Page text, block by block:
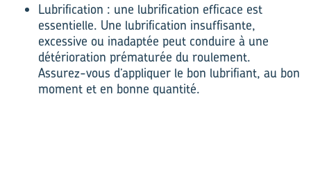
Lubrification : une lubrification efficace est
essentielle. Une lubrification insuffisante,
excessive ou inadaptée peut conduire à une
détérioration prématurée du roulement.
Assurez-vous d’appliquer le bon lubrifiant, au bon
moment et en bonne quantité.